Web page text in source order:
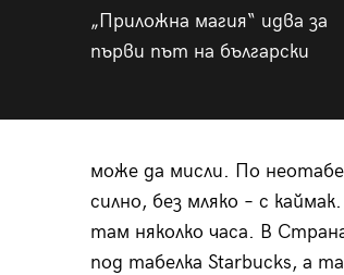
„Приложна магия“ идва за
първи път на български
може да мисли. По
силно, без мляко – с
там няколко часа. В
под табелка Starbucks, а